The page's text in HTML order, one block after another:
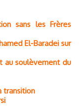
sans les Frères
El-Baradei sur
au soulèvement du
transition